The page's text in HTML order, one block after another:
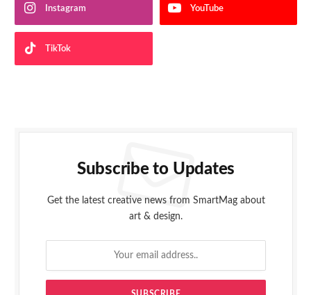
Instagram YouTube
TikTok
Subscribe to Updates
Get the latest creative news from SmartMag about
art & design.